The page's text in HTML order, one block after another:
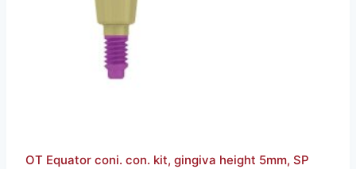
OT Equator coni. con. kit, gingiva height 5mm, SP